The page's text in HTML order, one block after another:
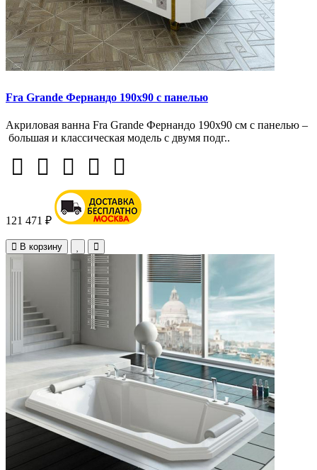
Fra Grande Фернандо 190х90 с панелью
Акриловая ванна Fra Grande Фернандо 190х90 см с панелью –
большая и классическая модель с двумя подг..
121 471 ₽
В корзину